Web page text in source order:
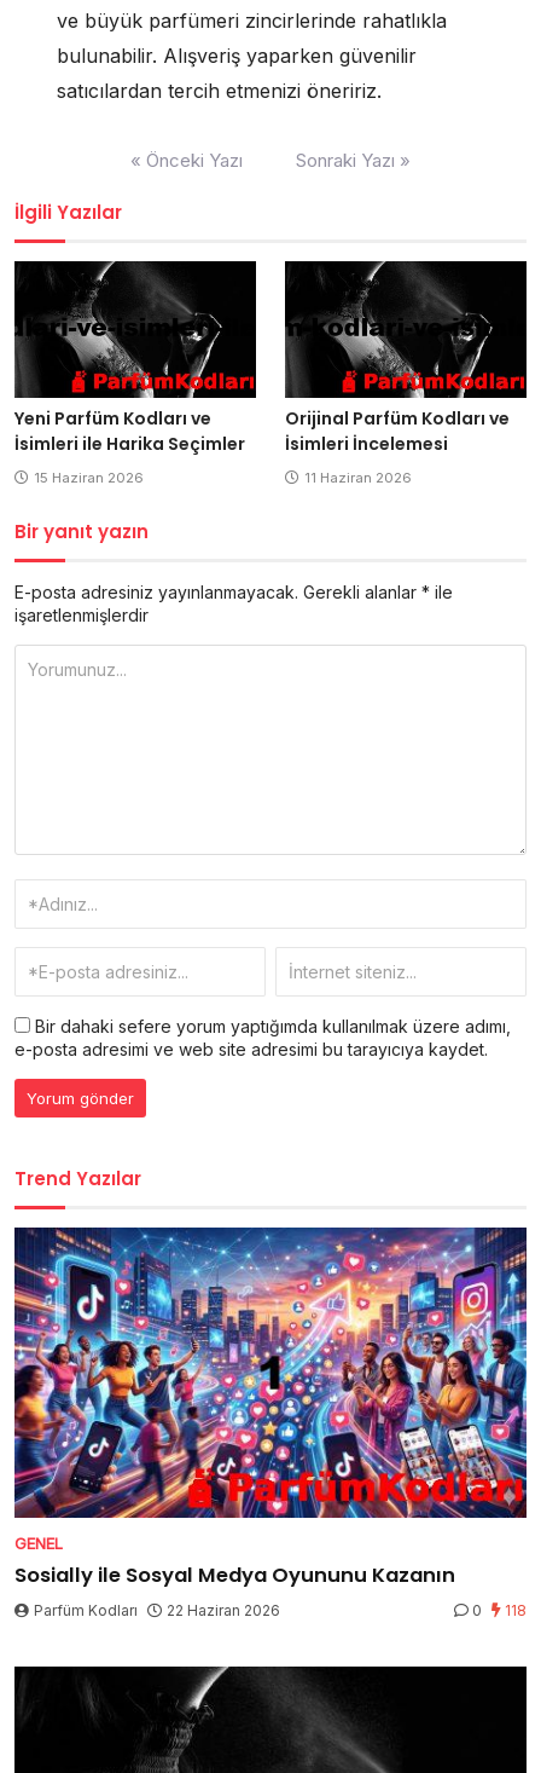
ve büyük parfümeri zincirlerinde rahatlıkla
bulunabilir. Alışveriş yaparken güvenilir
satıcılardan tercih etmenizi öneririz.
« Önceki Yazı Sonraki Yazı »
İlgili Yazılar
Yeni Parfüm Kodları ve
İsimleri ile Harika Seçimler
15 Haziran 2026
Orijinal Parfüm Kodları ve
İsimleri İncelemesi
11 Haziran 2026
Bir yanıt yazın
E-posta adresiniz yayınlanmayacak. Gerekli alanlar * ile
işaretlenmişlerdir
Bir dahaki sefere yorum yaptığımda kullanılmak üzere adımı,
e-posta adresimi ve web site adresimi bu tarayıcıya kaydet.
Trend Yazılar
GENEL
Sosially ile Sosyal Medya Oyununu Kazanın
Parfüm Kodları 22 Haziran 2026 0 118